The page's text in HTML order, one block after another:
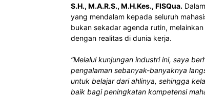
S.H., M.A.R.S., M.H.Kes., FISQua.
yang mendalam kepada seluruh
bukan sekadar agenda rutin,
dengan realitas di dunia kerja.
“Melalui kunjungan industri ini, saya
pengalaman sebanyak-banyaknya
untuk belajar dari ahlinya, sehingga
baik bagi peningkatan kompetensi